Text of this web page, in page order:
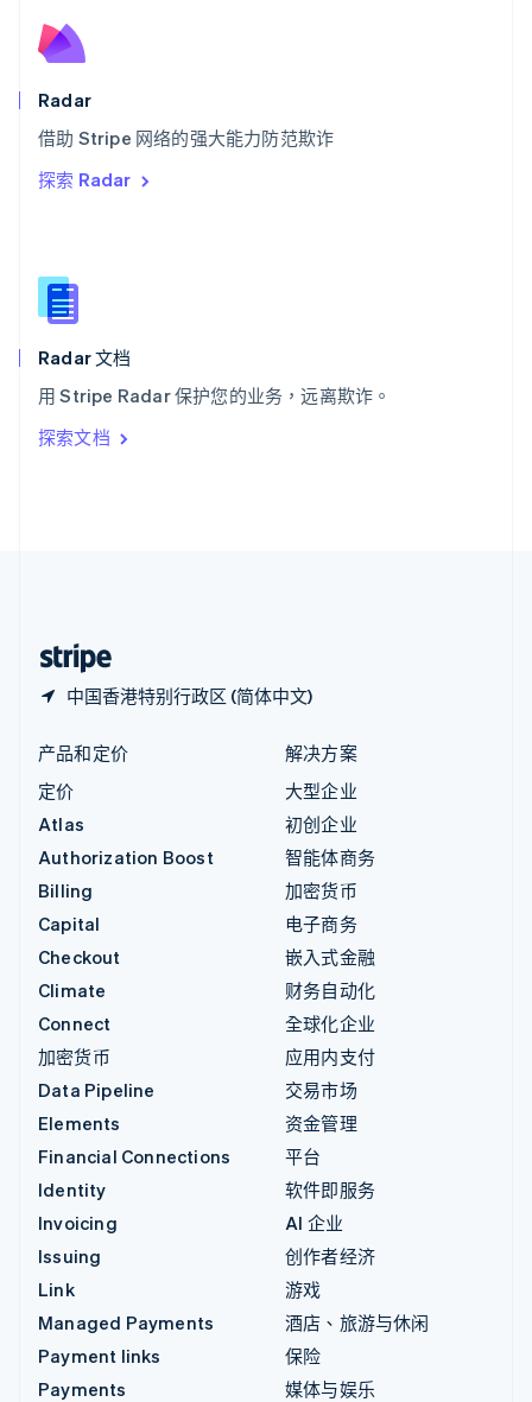
Radar
借助 Stripe 网络的强大能力防范欺诈
探索 Radar
Radar 文档
用 Stripe Radar 保护您的业务，远离欺诈。
探索文档
中国香港特别行政区 (简体中文)
斯洛文尼亚
English
ไทย
希腊
English
西班牙
新西兰
English
匈牙利
English
ItalianoEnglish
印度
English
产品和定价
定价
Atlas
Authorization Boost
Billing
Capital
Checkout
Climate
Connect
加密货币
Data Pipeline
Elements
Financial Connections
Identity
Invoicing
Issuing
Link
Managed Payments
Payment links
Payments
解决方案
大型企业
初创企业
智能体商务
加密货币
电子商务
嵌入式金融
财务自动化
全球化企业
应用内支付
交易市场
资金管理
平台
软件即服务
AI 企业
创作者经济
游戏
酒店、旅游与休闲
保险
媒体与娱乐